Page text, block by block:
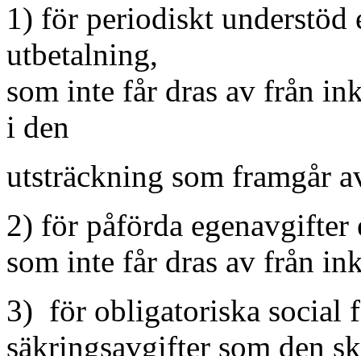
1) för periodiskt
utbetalning,
som inte får dras av från
i den
utsträckning som framgår
2) för påförda egenavgifter
som inte får dras av från
3) för obligatoriska social
säkringsavgifter som den